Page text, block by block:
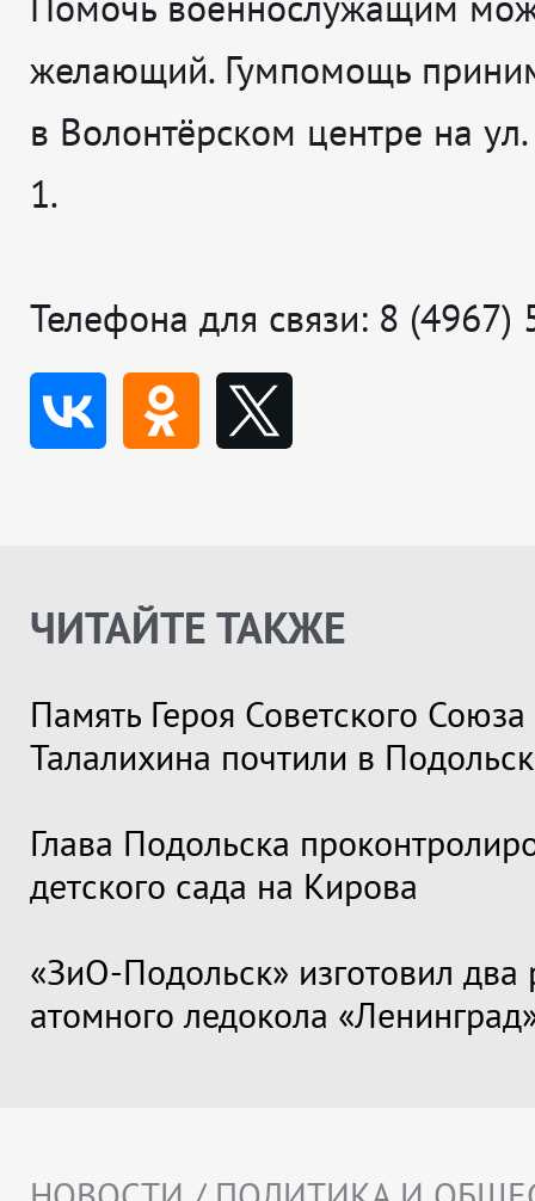
желающий. Гумпомощь
в Волонтёрском центре на
1.
Телефона для связи: 8 (4967)
ЧИТАЙТЕ ТАКЖЕ
Память Героя Советского
Талалихина почтили в
Глава Подольска
детского сада на Кирова
«ЗиО-Подольск» изготовил два
атомного ледокола